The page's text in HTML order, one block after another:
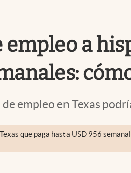
a
empleo en Texas
que paga hasta USD 956